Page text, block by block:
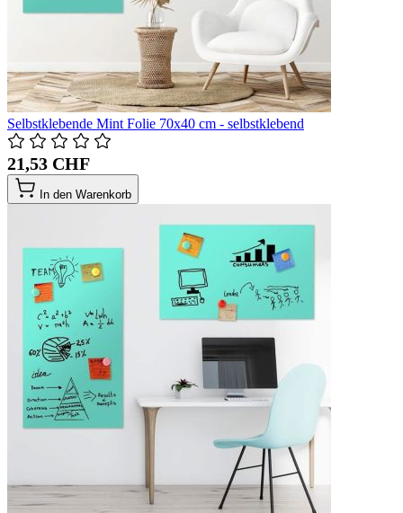
Selbstklebende Mint Folie 70x40 cm - selbstklebend
21,53 CHF
In den Warenkorb